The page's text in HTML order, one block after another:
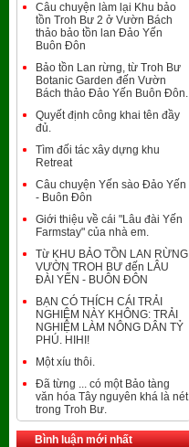
Câu chuyện làm lại Khu bảo
tồn Troh Bư 2 ở Vườn Bách
thảo bảo tồn lan Đảo Yến
Buôn Đôn
Bảo tồn Lan rừng, từ Troh Bư
Botanic Garden đến Vườn
Bách thảo Đảo Yến Buôn Đôn.
Quyết định công khai tên đầy
đủ.
Tìm đối tác xây dựng khu
Retreat
Câu chuyện Yến sào Đảo Yến
- Buôn Đôn
Giới thiệu về cái "Lâu đài Yến
Farmstay" của nhà em.
Từ KHU BẢO TỒN LAN RỪNG
VƯỜN TROH BƯ đến LÂU
ĐÀI YẾN - BUÔN ĐÔN
BẠN CÓ THÍCH CÁI TRẢI
NGHIỆM NÀY KHÔNG: TRẢI
NGHIỆM LÀM NÔNG DÂN TỶ
PHÚ. HIHI!
Một xíu thôi.
Đã từng ... có một Bảo tàng
văn hóa Tây nguyên khá là nét
trong Troh Bư.
Bình luận mới nhất